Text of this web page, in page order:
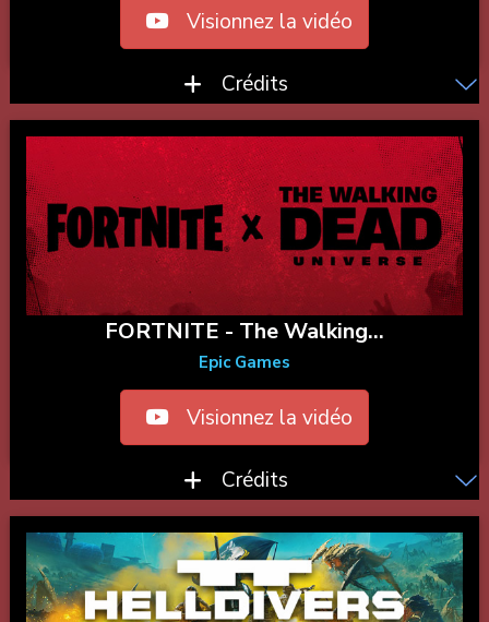
Visionnez la vidéo
Crédits
FORTNITE - The Walking...
Epic Games
Visionnez la vidéo
Crédits